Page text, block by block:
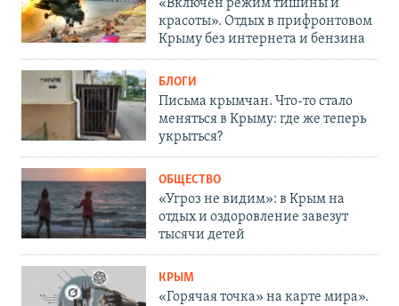
«Включен режим тишины и
красоты». Отдых в прифронтовом
Крыму без интернета и бензина
БЛОГИ
Письма крымчан. Что-то стало
меняться в Крыму: где же теперь
укрыться?
ОБЩЕСТВО
«Угроз не видим»: в Крым на
отдых и оздоровление завезут
тысячи детей
КРЫМ
«Горячая точка» на карте мира».